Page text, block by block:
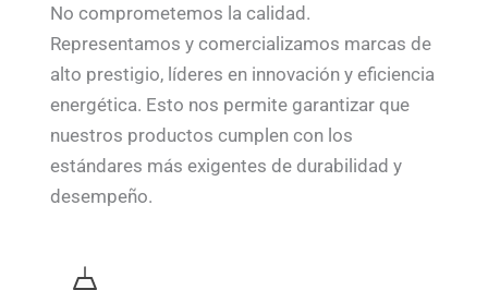
No comprometemos la calidad.
Representamos y comercializamos marcas de
alto prestigio, líderes en innovación y eficiencia
energética. Esto nos permite garantizar que
nuestros productos cumplen con los
estándares más exigentes de durabilidad y
desempeño.